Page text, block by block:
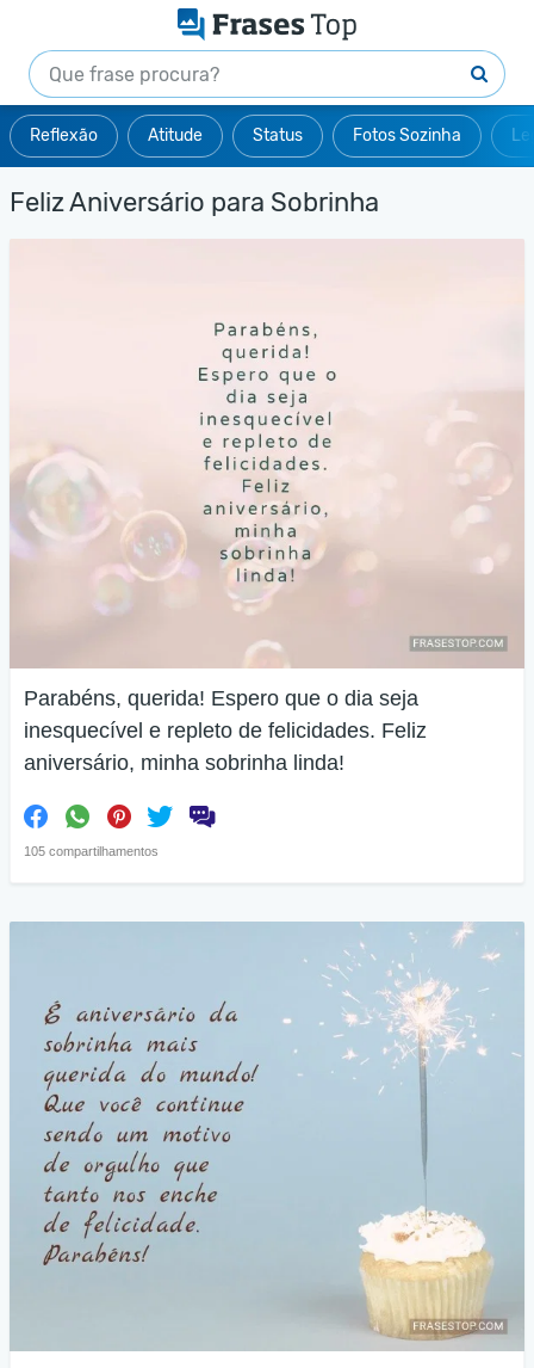
Reflexão Atitude Status Fotos Sozinha
Feliz Aniversário para Sobrinha
Parabéns, querida! Espero que o dia seja
inesquecível e repleto de felicidades. Feliz
aniversário, minha sobrinha linda!
105 compartilhamentos